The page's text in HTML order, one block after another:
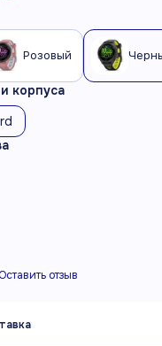
Розовый
корпуса
Оставить отзыв